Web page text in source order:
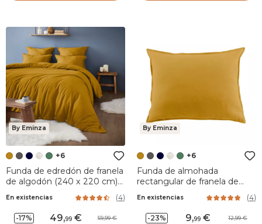
By Eminza
+6
Funda de edredón de franela
de algodón (240 x 220 cm)
En existencias (4)
-17% 49,99 59,99
By Eminza
+6
Funda de almohada
rectangular de franela de
Amarillo ocre
En existencias (4)
-23% 9,99 12,99